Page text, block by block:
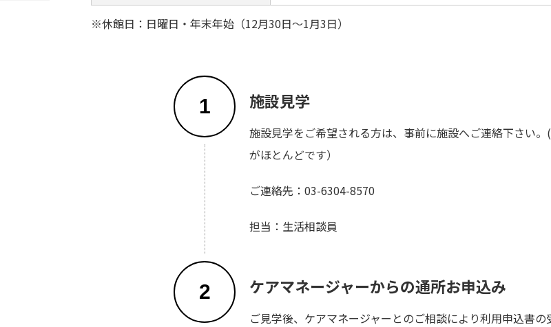
※休館日：日曜日・年末年始（12月30日～1月3日）
1 施設見学
施設見学をご希望される方は、事前に施設へご連絡下さい
がほとんどです）
ご連絡先：03-6304-8570
担当：生活相談員
2 ケアマネージャーからの通所お申込み
ご見学後、ケアマネージャーとのご相談により利用申込書